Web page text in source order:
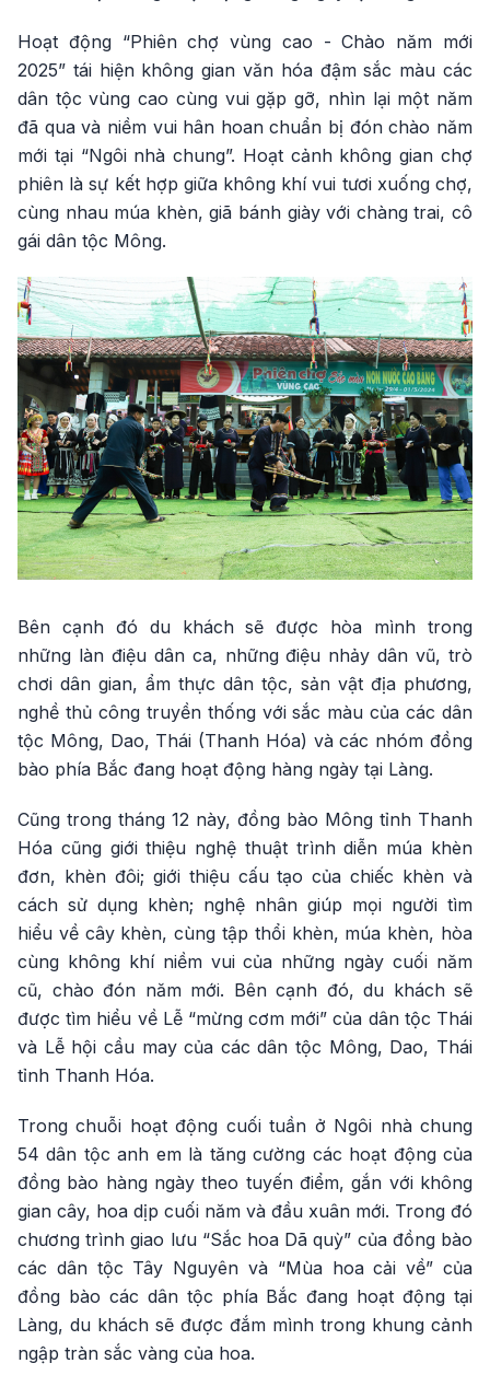
Hoạt động “Phiên chợ vùng cao - Chào năm mới
2025” tái hiện không gian văn hóa đậm sắc màu các
dân tộc vùng cao cùng vui gặp gỡ, nhìn lại một năm
đã qua và niềm vui hân hoan chuẩn bị đón chào năm
mới tại “Ngôi nhà chung”. Hoạt cảnh không gian chợ
phiên là sự kết hợp giữa không khí vui tươi xuống chợ,
cùng nhau múa khèn, giã bánh giày với chàng trai, cô
gái dân tộc Mông.
Bên cạnh đó du khách sẽ được hòa mình trong
những làn điệu dân ca, những điệu nhảy dân vũ, trò
chơi dân gian, ẩm thực dân tộc, sản vật địa phương,
nghề thủ công truyền thống với sắc màu của các dân
tộc Mông, Dao, Thái (Thanh Hóa) và các nhóm đồng
bào phía Bắc đang hoạt động hàng ngày tại Làng.
Cũng trong tháng 12 này, đồng bào Mông tỉnh Thanh
Hóa cũng giới thiệu nghệ thuật trình diễn múa khèn
đơn, khèn đôi; giới thiệu cấu tạo của chiếc khèn và
cách sử dụng khèn; nghệ nhân giúp mọi người tìm
hiểu về cây khèn, cùng tập thổi khèn, múa khèn, hòa
cùng không khí niềm vui của những ngày cuối năm
cũ, chào đón năm mới. Bên cạnh đó, du khách sẽ
được tìm hiểu về Lễ “mừng cơm mới” của dân tộc Thái
và Lễ hội cầu may của các dân tộc Mông, Dao, Thái
tỉnh Thanh Hóa.
Trong chuỗi hoạt động cuối tuần ở Ngôi nhà chung
54 dân tộc anh em là tăng cường các hoạt động của
đồng bào hàng ngày theo tuyến điểm, gắn với không
gian cây, hoa dịp cuối năm và đầu xuân mới. Trong đó
chương trình giao lưu “Sắc hoa Dã quỳ” của đồng bào
các dân tộc Tây Nguyên và “Mùa hoa cải về” của
đồng bào các dân tộc phía Bắc đang hoạt động tại
Làng, du khách sẽ được đắm mình trong khung cảnh
ngập tràn sắc vàng của hoa.